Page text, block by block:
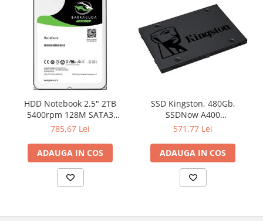
HDD Notebook 2.5" 2TB
5400rpm 128M SATA3
SEAGATE
785,67 Lei
ADAUGA IN COS
SSD Kingston, 480Gb,
SSDNow A400
"SA400S37/480G"
571,77 Lei
ADAUGA IN COS